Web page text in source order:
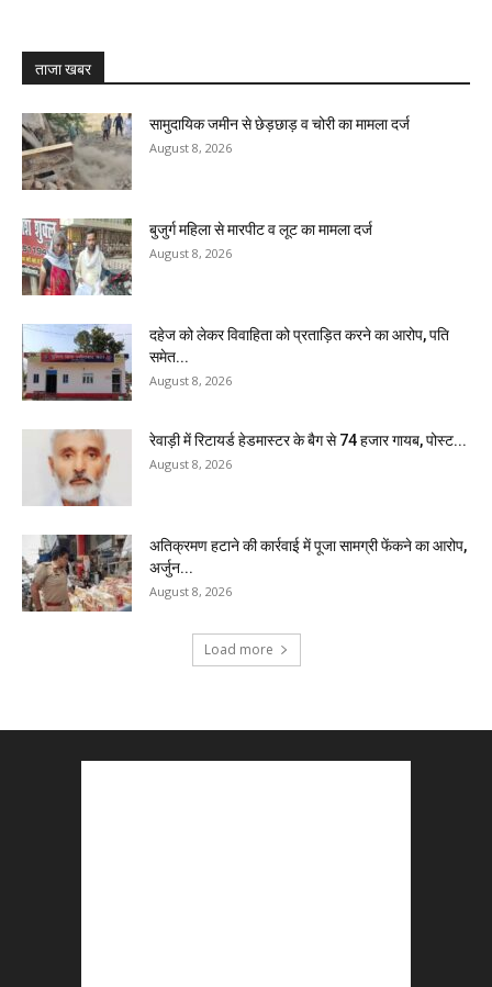
ताजा खबर
सामुदायिक जमीन से छेड़छाड़ व चोरी का मामला दर्ज
August 8, 2026
बुजुर्ग महिला से मारपीट व लूट का मामला दर्ज
August 8, 2026
दहेज को लेकर विवाहिता को प्रताड़ित करने का आरोप, पति
समेत...
August 8, 2026
रेवाड़ी में रिटायर्ड हेडमास्टर के बैग से ₹74 हजार गायब, पोस्ट...
August 8, 2026
अतिक्रमण हटाने की कार्रवाई में पूजा सामग्री फेंकने का आरोप,
अर्जुन...
August 8, 2026
Load more